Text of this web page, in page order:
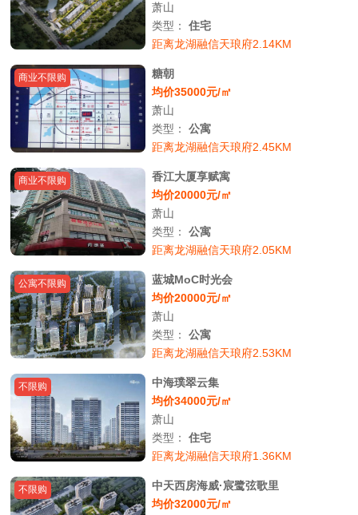
萧山
类型：住宅
距离龙湖融信天琅府2.14KM
商业不限购
糖朝
均价35000元/㎡
萧山
类型：公寓
距离龙湖融信天琅府2.45KM
商业不限购
香江大厦享赋寓
均价20000元/㎡
萧山
类型：公寓
距离龙湖融信天琅府2.05KM
公寓不限购
蓝城MoC时光会
均价20000元/㎡
萧山
类型：公寓
距离龙湖融信天琅府2.53KM
不限购
中海璞翠云集
均价34000元/㎡
萧山
类型：住宅
距离龙湖融信天琅府1.36KM
不限购
中天西房海威·宸鹭弦歌里
均价32000元/㎡